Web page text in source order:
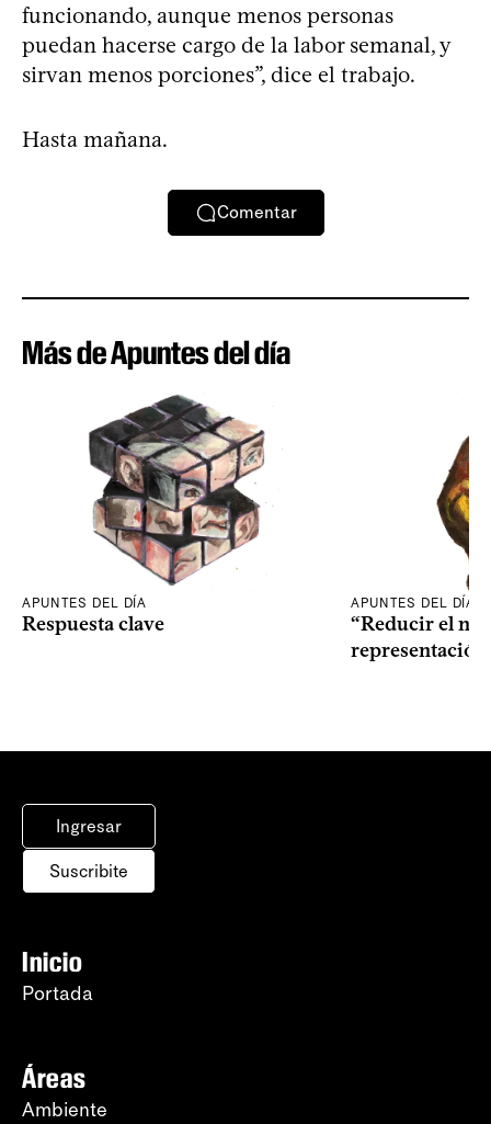
funcionando, aunque menos personas
puedan hacerse cargo de la labor semanal, y
sirvan menos porciones”, dice el trabajo.
Hasta mañana.
Comentar
Más de Apuntes del día
APUNTES DEL DÍA
Respuesta clave
APUNTES DEL DÍA
“Reducir el
Ingresar
Suscribite
Inicio
Portada
Áreas
Ambiente